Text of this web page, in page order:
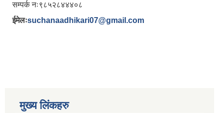
सम्पर्क नः९८५२८४४४०८
ईमेलःsuchanaadhikari07@gmail.com
मुख्य लिंकहरु